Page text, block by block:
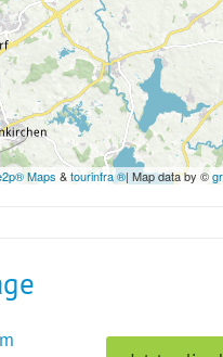
Maps &tourinfra ®| Map data by ©